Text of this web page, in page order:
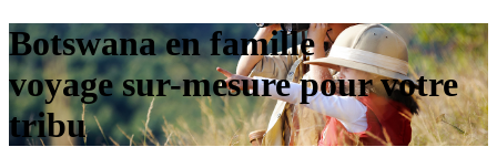
Botswana en famille
voyage sur-mesure pour votre
tribu